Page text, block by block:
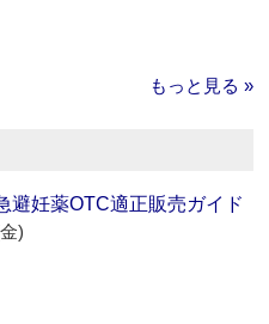
もっと見る »
避妊薬OTC適正販売ガイド
)